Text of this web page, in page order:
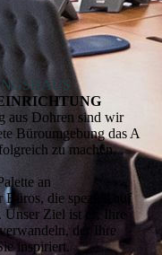
aus Dohren sind wir
Büroumgebung das A
zu machen.
an
Büros, die speziell auf
Ziel ist es, Ihre
der Ihre
inspiriert.